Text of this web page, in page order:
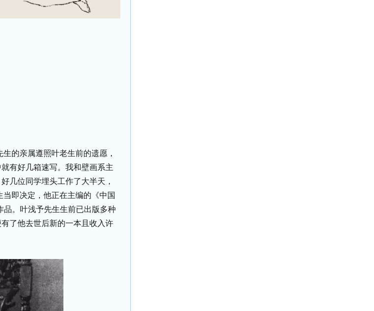
的亲属遵照叶老生前的遗愿，
有好几箱速写。我和壁画系主
几位同学埋头工作了大半天，
即决定，他正在主编的《中国
品。叶浅予先生生前已出版多种
了他去世后新的一本且收入许